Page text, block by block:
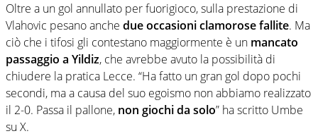
Oltre a un gol annullato per fuorigioco, sulla prestazione di
Vlahovic pesano anche due occasioni clamorose fallite. Ma
ciò che i tifosi gli contestano maggiormente è un mancato
passaggio a Yildiz, che avrebbe avuto la possibilità di
chiudere la pratica Lecce. “Ha fatto un gran gol dopo pochi
secondi, ma a causa del suo egoismo non abbiamo realizzato
il 2-0. Passa il pallone, non giochi da solo” ha scritto Umbe
su X.